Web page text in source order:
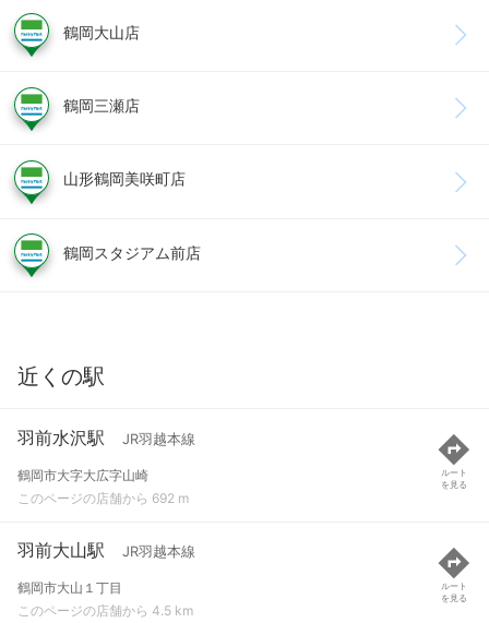
鶴岡大山店
鶴岡三瀬店
山形鶴岡美咲町店
鶴岡スタジアム前店
近くの駅
羽前水沢駅 JR羽越本線
鶴岡市大字大広字山崎
このページの店舗から 692 m
ルート
を見る
羽前大山駅 JR羽越本線
鶴岡市大山１丁目
このページの店舗から 4.5 km
ルート
を見る